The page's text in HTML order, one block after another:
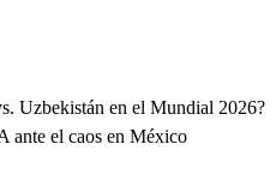
Uzbekistán en el Mundial 2026?
ante el caos en México